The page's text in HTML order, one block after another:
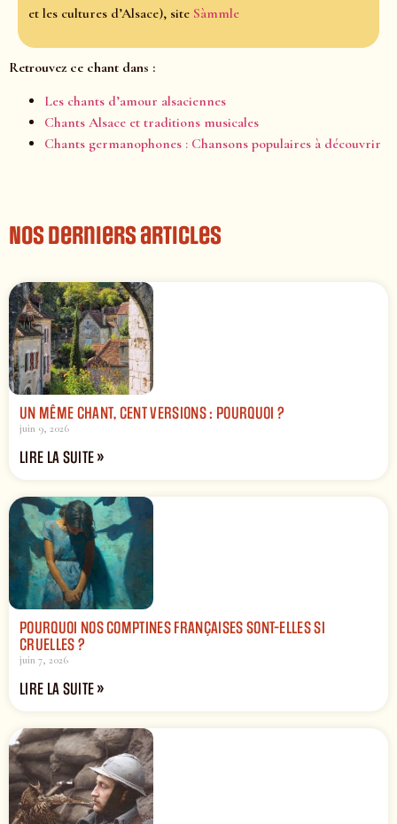
et les cultures d’Alsace), site Sàmmle
Retrouvez ce chant dans :
Les chants d’amour alsaciennes
Chants Alsace et traditions musicales
Chants germanophones : Chansons populaires à découvrir
Nos derniers articles
UN MÊME CHANT, CENT VERSIONS : POURQUOI ?
juin 9, 2026
LIRE LA SUITE »
POURQUOI NOS COMPTINES FRANÇAISES SONT-ELLES SI
CRUELLES ?
juin 7, 2026
LIRE LA SUITE »